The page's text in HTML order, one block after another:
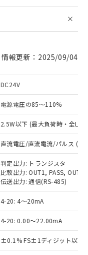
情報更新：2025/09/04
DC24V
電源電圧の85～110%
2.5W以下 (最大負荷時・全
直流電圧/直流電流/パルス
判定出力: トランジスタ
比較出力: OUT1, PASS, OUT2
伝送出力: 通信(RS-485)
4-20: 4～20mA
4-20: 0.00～22.00mA
±0.1% FS±1ディジット以